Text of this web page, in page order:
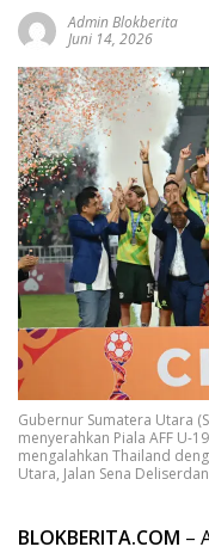
Admin Blokberita
Juni 14, 2026
Gubernur Sumatera Utara
menyerahkan Piala AFF U-
mengalahkan Thailand
Utara, Jalan Sena
BLOKBERITA.COM –